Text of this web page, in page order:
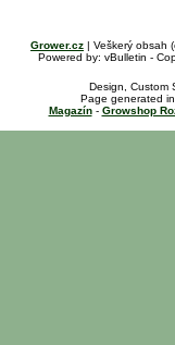
Grower.cz | Veškerý obsah
Powered by: vBulletin -
Design, Custom
Page generated
Magazín- Growshop